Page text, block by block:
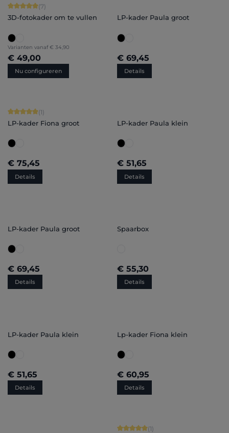
Gemiddelde score van 5 op 5 sterren
(7)
3D-fotokader om te vullen
Varianten vanaf € 34,90
€ 49,00
Nu configureren
LP-kader Paula groot
€ 69,45
Details
Gemiddelde score van 5 op 5 sterren
(1)
LP-kader Fiona groot
€ 75,45
Details
LP-kader Paula klein
€ 51,65
Details
LP-kader Paula groot
€ 69,45
Details
Spaarbox
€ 55,30
Details
LP-kader Paula klein
€ 51,65
Details
Lp-kader Fiona klein
€ 60,95
Details
Gemiddelde score van 5 op 5 sterren
(1)